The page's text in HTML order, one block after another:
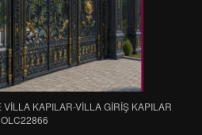
KAPILAR-VİLLA GİRİŞ KAPILAR
OLC22866